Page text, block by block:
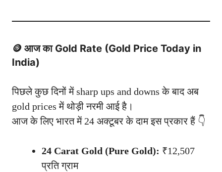
🪙 आज का Gold Rate (Gold Price Today in
India)
पिछले कुछ दिनों में sharp ups and downs के बाद अब
gold prices में थोड़ी नरमी आई है।
आज के लिए भारत में 24 अक्टूबर के दाम इस प्रकार हैं 👇
24 Carat Gold (Pure Gold): ₹12,507
प्रति ग्राम